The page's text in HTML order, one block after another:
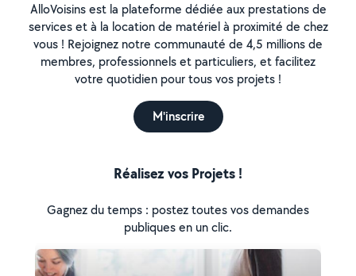
AlloVoisins est la plateforme dédiée aux prestations de
services et à la location de matériel à proximité de chez
vous ! Rejoignez notre communauté de 4,5 millions de
membres, professionnels et particuliers, et facilitez
votre quotidien pour tous vos projets !
M'inscrire
Réalisez vos Projets !
Gagnez du temps : postez toutes vos demandes
publiques en un clic.